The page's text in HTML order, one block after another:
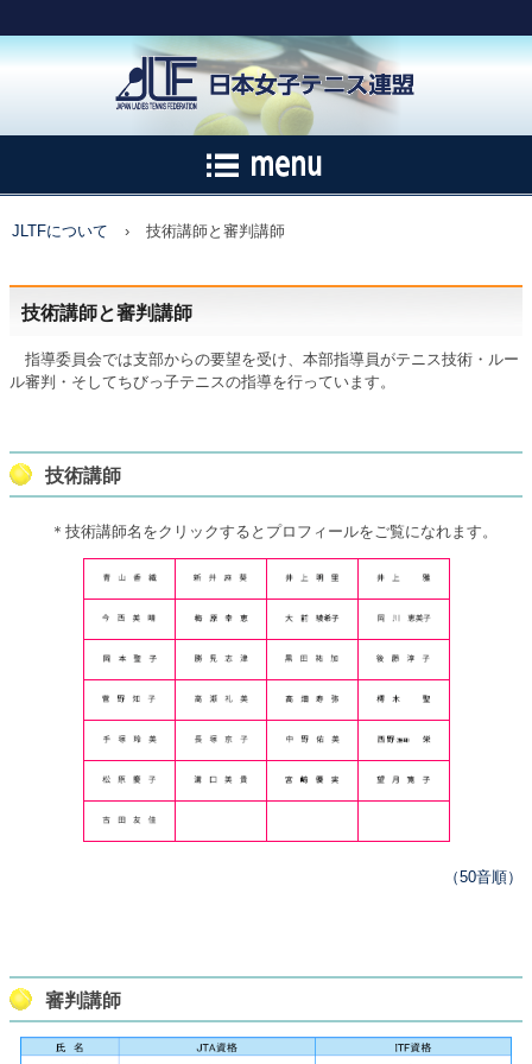
JLTFについて › 技術講師と審判講師
技術講師と審判講師
指導委員会では支部からの要望を受け、本部指導員がテニス技術・ルー
ル審判・そしてちびっ子テニスの指導を行っています。
技術講師
＊技術講師名をクリックするとプロフィールをご覧になれます。
（50音順）
審判講師